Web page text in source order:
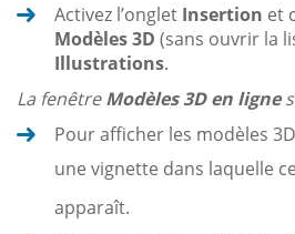
Activez l’onglet Insertion et
Modèles 3D (sans ouvrir la
Illustrations.
La fenêtreModèles 3D en ligne
Pour afficher les modèles
une vignette dans laquelle
apparaît.